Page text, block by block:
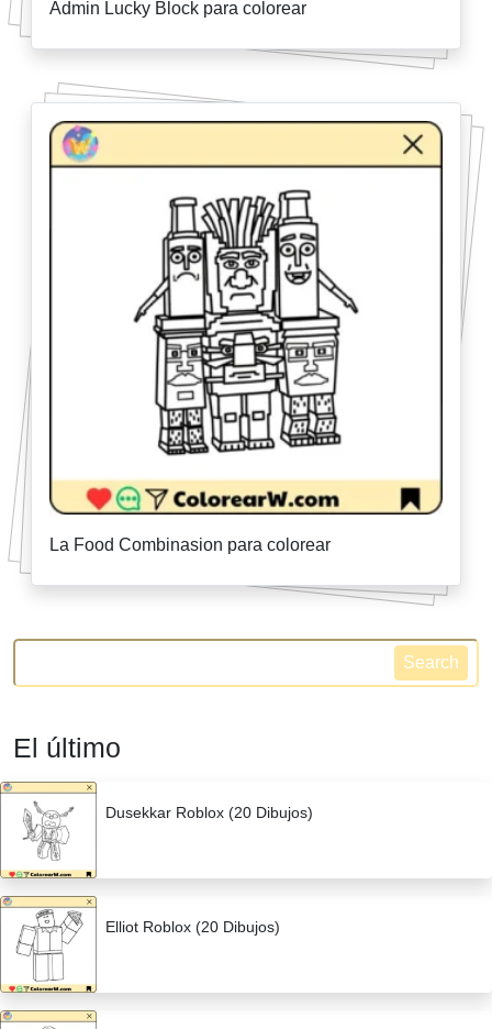
Admin Lucky Block para colorear
La Food Combinasion para colorear
Search
El último
Dusekkar Roblox (20 Dibujos)
Elliot Roblox (20 Dibujos)